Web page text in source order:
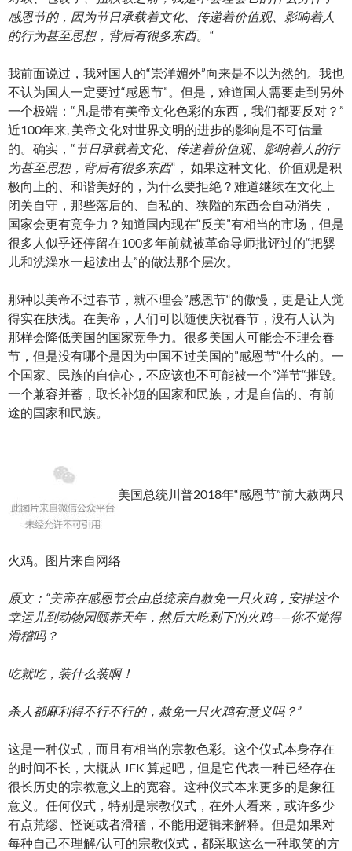
感恩节的，因为节日承载着文化、传递着价值观、影响着人
的行为甚至思想，背后有很多东西。“
我前面说过，我对国人的“崇洋媚外”向来是不以为然的。我也
不认为国人一定要过“感恩节”。但是，难道国人需要走到另外
一个极端：“凡是带有美帝文化色彩的东西，我们都要反对？”
近100年来, 美帝文化对世界文明的进步的影响是不可估量
的。确实，“ 节日承载着文化、传递着价值观、影响着人的行
为甚至思想，背后有很多东西“， 如果这种文化、价值观是积
极向上的、和谐美好的，为什么要拒绝？难道继续在文化上
闭关自守，那些落后的、自私的、狭隘的东西会自动消失，
国家会更有竞争力？知道国内现在“反美”有相当的市场，但是
很多人似乎还停留在100多年前就被革命导师批评过的“把婴
儿和洗澡水一起泼出去”的做法那个层次。
那种以美帝不过春节，就不理会”感恩节“的傲慢，更是让人觉
得实在肤浅。在美帝，人们可以随便庆祝春节，没有人认为
那样会降低美国的国家竞争力。很多美国人可能会不理会春
节，但是没有哪个是因为中国不过美国的”感恩节“什么的。一
个国家、民族的自信心，不应该也不可能被一个”洋节“摧毁。
一个兼容并蓄，取长补短的国家和民族，才是自信的、有前
途的国家和民族。
美国总统川普2018年“感恩节”前大赦两只
火鸡。图片来自网络
原文：“美帝在感恩节会由总统亲自赦免一只火鸡，安排这个
幸运儿到动物园颐养天年，然后大吃剩下的火鸡——你不觉得
滑稽吗？
吃就吃，装什么装啊！
杀人都麻利得不行不行的，赦免一只火鸡有意义吗？”
这是一种仪式，而且有相当的宗教色彩。这个仪式本身存在
的时间不长，大概从 JFK 算起吧，但是它代表一种已经存在
很长历史的宗教意义上的宽容。这种仪式本来更多的是象征
意义。任何仪式，特别是宗教仪式，在外人看来，或许多少
有点荒缪、怪诞或者滑稽，不能用逻辑来解释。但是如果对
每种自己不理解/认可的宗教仪式，都采取这么一种取笑的方